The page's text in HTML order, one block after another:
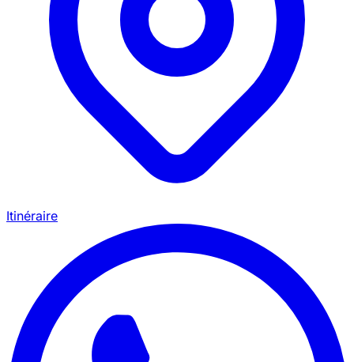
Itinéraire